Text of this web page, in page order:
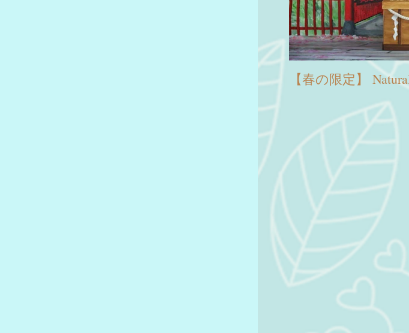
【春の限定】